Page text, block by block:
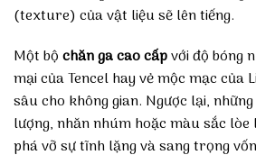
(texture) của vật liệu sẽ lên tiếng.
Một bộchăn ga cao cấpvới độ bóng
mại của Tencel hay vẻ mộc mạc của
sâu cho không gian. Ngược lại,
lượng, nhăn nhúm hoặc màu sắc
phá vỡ sự tĩnh lặng và sang trọng